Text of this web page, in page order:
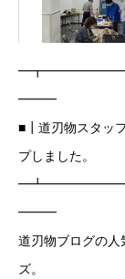
━━━
■┃道刃物スタッ
プしました。
━━━
道刃物ブログの人
ズ。